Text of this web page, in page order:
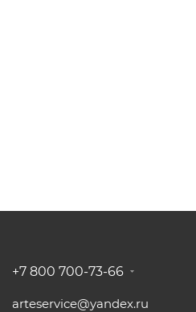
+7 800 700-73-66
arteservice@yandex.ru